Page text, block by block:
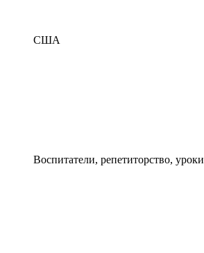
США
Воспитатели, репетиторство, уроки